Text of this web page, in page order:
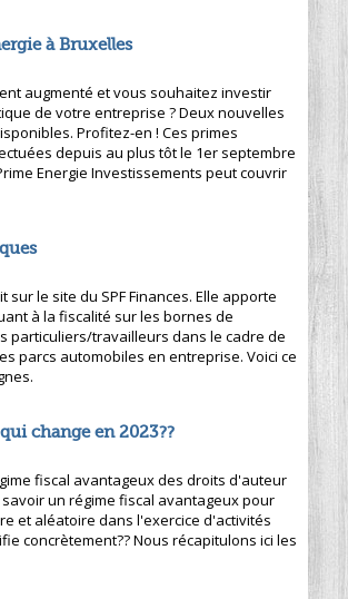
à Bruxelles
augmenté et vous souhaitez investir
de votre entreprise ? Deux nouvelles
Profitez-en ! Ces primes
depuis au plus tôt le 1er septembre
Energie Investissements peut couvrir
le site du SPF Finances. Elle apporte
à la fiscalité sur les bornes de
particuliers/travailleurs dans le cadre de
parcs automobiles en entreprise. Voici ce
change en 2023??
fiscal avantageux des droits d'auteur
un régime fiscal avantageux pour
et aléatoire dans l'exercice d'activités
concrètement?? Nous récapitulons ici les